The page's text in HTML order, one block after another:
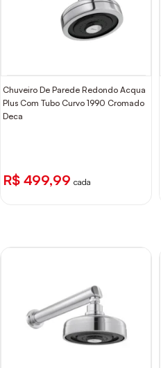
Chuveiro De Parede Redondo Acqua
Plus Com Tubo Curvo 1990 Cromado
Deca
R$ 499,99 cada